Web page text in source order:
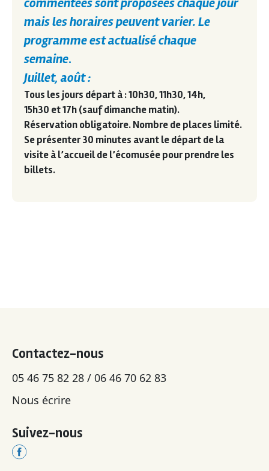
commentées sont proposées chaque jour
mais les horaires peuvent varier. Le
programme est actualisé chaque
semaine.
Juillet, août :
Tous les jours départ à :10h30, 11h30, 14h,
15h30 et17h(sauf dimanche matin).
Réservation obligatoire. Nombre de places limité.
Se présenter 30 minutes avant le départ de la
visite à l’accueil de l’écomusée pour prendre les
billets.
Contactez-nous
05 46 75 82 28 / 06 46 70 62 83
Nous écrire
Suivez-nous